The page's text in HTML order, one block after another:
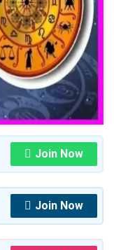
Join Now
Join Now